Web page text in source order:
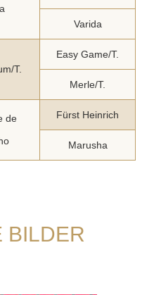
Varida
T.
Easy Game/T.
Merle/T.
de
Fürst Heinrich
Marusha
BILDER